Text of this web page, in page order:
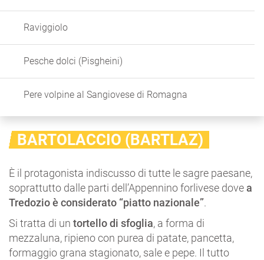
Raviggiolo
Pesche dolci (Pisgheini)
Pere volpine al Sangiovese di Romagna
BARTOLACCIO (BARTLAZ)
È il protagonista indiscusso di tutte le sagre paesane,
soprattutto dalle parti dell’Appennino forlivese dove a
Tredozio è considerato “piatto nazionale”.
Si tratta di un tortello di sfoglia, a forma di
mezzaluna, ripieno con purea di patate, pancetta,
formaggio grana stagionato, sale e pepe. Il tutto